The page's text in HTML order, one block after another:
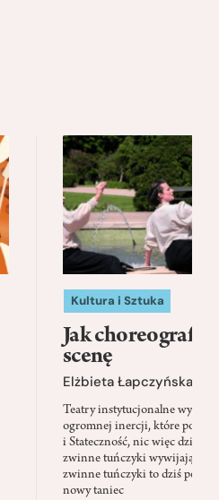
Kultura i Sztuka
Jak
scenę
Elżbieta Łapczyńska
Teatry instytucjonalne
ogromnej inercji, które ponad
i Stateczność, nic więc
zwinne tuńczyki wywijają
zwinne tuńczyki to dziś
nowy taniec